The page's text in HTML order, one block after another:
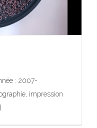
: 2007-
impression